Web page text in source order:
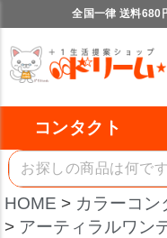
全国一律 送料680
コンタクト
HOME カラーコン
アーティラルワン